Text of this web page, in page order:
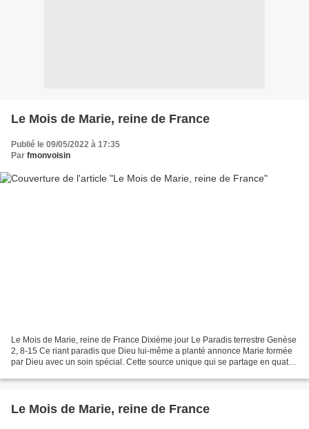
Le Mois de Marie, reine de France
Publié le 09/05/2022 à 17:35
Par fmonvoisin
Le Mois de Marie, reine de France Dixième jour Le Paradis terrestre Genèse
2, 8-15 Ce riant paradis que Dieu lui-même a planté annonce Marie formée
par Dieu avec un soin spécial. Cette source unique qui se partage en quatre
Le Mois de Marie, reine de France